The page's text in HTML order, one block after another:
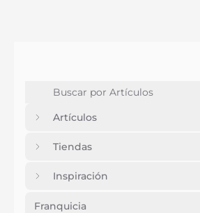
Artículos
Tiendas
Inspiración
Franquicia